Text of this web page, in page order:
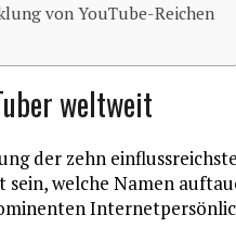
von YouTube-Reichen
weltweit
der zehn
welche Namen